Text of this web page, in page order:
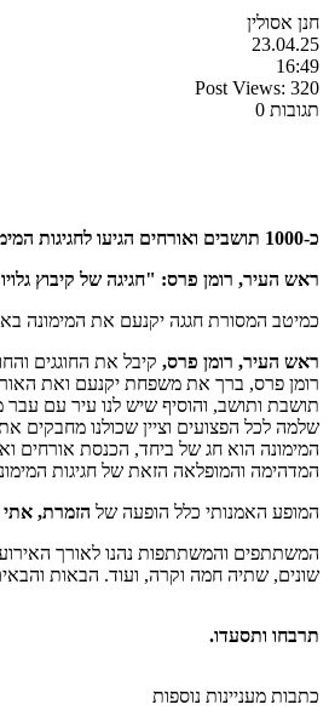
חנן אסולין
23.04.25
16:49
Post Views: 320
תגובות 0
כ-1000 תושבים ואורחים הגיעו לחגיגות המימונה המסורתיות ונהנו ממופלטות, מוזיקה וריקודים
ראש העיר, רומן פרס: "חגיגה של קיבוץ
כמיטב המסורת חגגה יקנעם את המימונה
ראש העיר, רומן פרס, קיבל את החוגגים
רומן פרס, ברך את משפחת יקנעם ואת
תושבת ותושב, והוסיף שיש לנו עיר עם
שלמה לכל הפצועים וציין שכולנו מחבקים
המימונה הוא חג של ביחד, הכנסת
המדהימה והמופלאה הזאת של חגיגות
המופע האמנותי כלל הופעה של הזמרת, אתי
המשתתפים והמשתתפות נהנו לאורך האירוע
שונים, שתיה חמה וקרה, ועוד. הבאות
תרבחו ותסעדו.
כתבות מעניינות נוספות